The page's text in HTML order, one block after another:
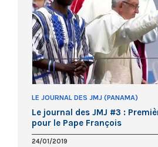
LE JOURNAL DES JMJ (PANAMA)
Le journal des JMJ #3 :
pour le Pape François
24/01/2019